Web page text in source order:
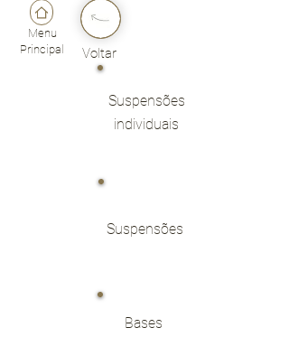
Menu
Principal
Voltar
Suspensões
individuais
Suspensões
Bases